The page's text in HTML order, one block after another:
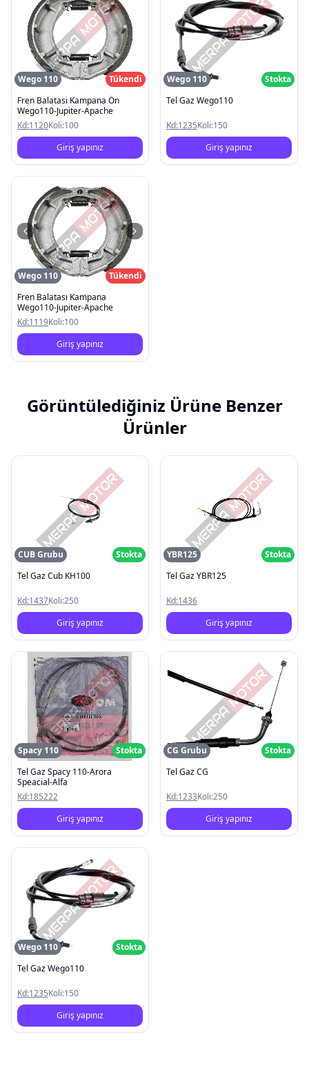
Wego 110
Tükendi
Fren Balatasi Kampana Ön
Wego110-Jupiter-Apache
Kd:1120Koli:100
Giriş yapınız
Wego 110
Stokta
Tel Gaz Wego110
Kd:1235Koli:150
Giriş yapınız
Wego 110
Tükendi
Fren Balatası Kampana
Wego110-Jupiter-Apache
Kd:1119Koli:100
Giriş yapınız
Görüntülediğiniz Ürüne Benzer
Ürünler
CUB Grubu
Stokta
Tel Gaz Cub KH100
Kd:1437Koli:250
Giriş yapınız
YBR125
Stokta
Tel Gaz YBR125
Kd:1436
Giriş yapınız
Spacy 110
Stokta
Tel Gaz Spacy 110-Arora
Speacial-Alfa
Kd:185222
Giriş yapınız
CG Grubu
Stokta
Tel Gaz CG
Kd:1233Koli:250
Giriş yapınız
Wego 110
Stokta
Tel Gaz Wego110
Kd:1235Koli:150
Giriş yapınız